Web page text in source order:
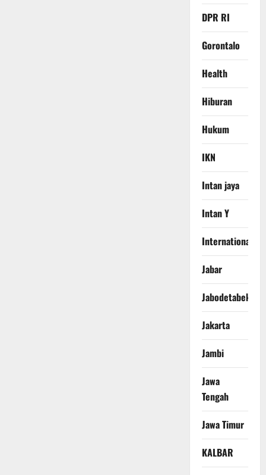
DPR RI
Gorontalo
Health
Hiburan
Hukum
IKN
Intan jaya
Intan Y
International
Jabar
Jabodetabek
Jakarta
Jambi
Jawa
Tengah
Jawa Timur
KALBAR